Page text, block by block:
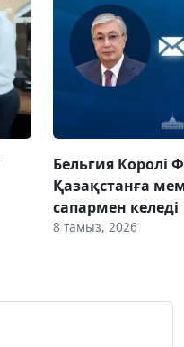
Бельгия Королі
Қазақстанға
сапармен келеді
8 тамыз, 2026